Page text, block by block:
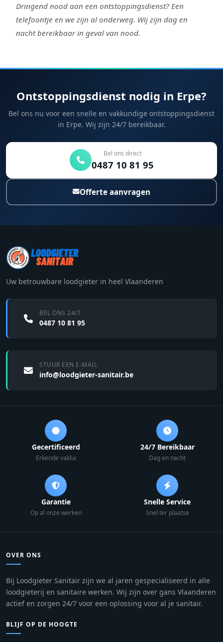
Dringend nood aan een ontstoppingsdienst? Een
telefoontje en we zijn al onderweg. Wij zijn dag en
nacht bereikbaar in geval van nood.
Ontstoppingsdienst nodig in Erpe?
Bel ons nu voor een snelle en vakkundige ontstoppingsdienst
in Erpe. Wij zijn 24/7 bereikbaar.
Bel ons direct
0487 10 81 95
Offerte aanvragen
Uw betrouwbare loodgieter in heel Vlaanderen
BEL ONS 24/7
0487 10 81 95
STUUR EEN E-MAIL
info@loodgieter-sanitair.be
Gecertificeerd
Erkende vaklui
24/7 Bereikbaar
Dag en nacht
Garantie
Op al onze werken
Snelle Service
Snel ter plaatse
OVER ONS
Bij Loodgieter Sanitair zijn we al jaren gespecialiseerd in alle
loodgieterij en sanitaire werken. Wij zijn over gans Vlaanderen
actief en zorgen 24/7 voor een oplossing voor al je sanitair.
BLIJF OP DE HOOGTE